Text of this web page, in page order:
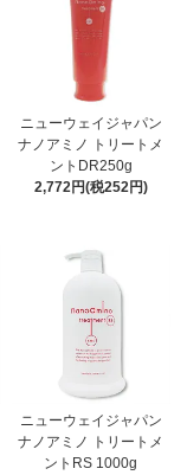
ニューウェイジャパン
ナノアミノ トリートメ
ントDR250g
2,772円(税252円)
ニューウェイジャパン
ナノアミノ トリートメ
ントRS 1000g